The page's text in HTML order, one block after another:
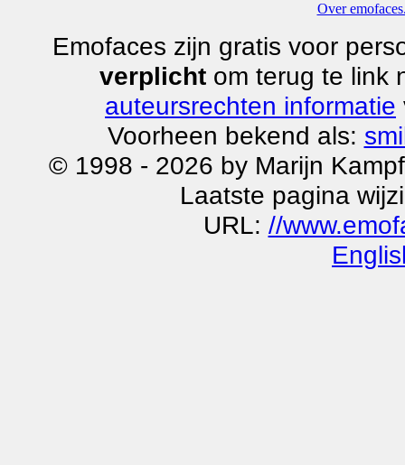
Over
Emofaces zijn gratis voor
verplichtom terug te link
auteursrechten informatie
Voorheen bekend als:
© 1998 - 2026 by Marijn
Laatste pagina
URL: //